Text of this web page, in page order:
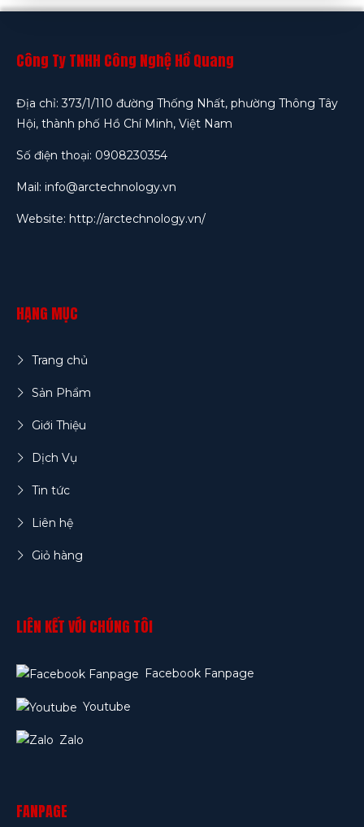
Công Ty TNHH Công Nghệ Hồ Quang
Địa chỉ: 373/1/110 đường Thống Nhất, phường Thông Tây
Hội, thành phố Hồ Chí Minh, Việt Nam
Số điện thoại: 0908230354
Mail: info@arctechnology.vn
Website: http://arctechnology.vn/
HẠNG MỤC
Trang chủ
Sản Phẩm
Giới Thiệu
Dịch Vụ
Tin tức
Liên hệ
Giỏ hàng
LIÊN KẾT VỚI CHÚNG TÔI
Facebook Fanpage
Youtube
Zalo
FANPAGE